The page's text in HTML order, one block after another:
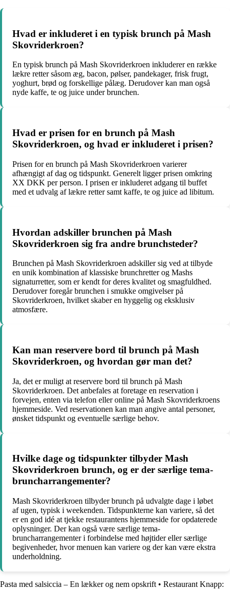
Hvad er inkluderet i en typisk brunch på Mash
Skovriderkroen?
En typisk brunch på Mash Skovriderkroen inkluderer en række
lækre retter såsom æg, bacon, pølser, pandekager, frisk frugt,
yoghurt, brød og forskellige pålæg. Derudover kan man også
nyde kaffe, te og juice under brunchen.
Hvad er prisen for en brunch på Mash
Skovriderkroen, og hvad er inkluderet i prisen?
Prisen for en brunch på Mash Skovriderkroen varierer
afhængigt af dag og tidspunkt. Generelt ligger prisen omkring
XX DKK per person. I prisen er inkluderet adgang til buffet
med et udvalg af lækre retter samt kaffe, te og juice ad libitum.
Hvordan adskiller brunchen på Mash
Skovriderkroen sig fra andre brunchsteder?
Brunchen på Mash Skovriderkroen adskiller sig ved at tilbyde
en unik kombination af klassiske brunchretter og Mashs
signaturretter, som er kendt for deres kvalitet og smagfuldhed.
Derudover foregår brunchen i smukke omgivelser på
Skovriderkroen, hvilket skaber en hyggelig og eksklusiv
atmosfære.
Kan man reservere bord til brunch på Mash
Skovriderkroen, og hvordan gør man det?
Ja, det er muligt at reservere bord til brunch på Mash
Skovriderkroen. Det anbefales at foretage en reservation i
forvejen, enten via telefon eller online på Mash Skovriderkroens
hjemmeside. Ved reservationen kan man angive antal personer,
ønsket tidspunkt og eventuelle særlige behov.
Hvilke dage og tidspunkter tilbyder Mash
Skovriderkroen brunch, og er der særlige tema-
bruncharrangementer?
Mash Skovriderkroen tilbyder brunch på udvalgte dage i løbet
af ugen, typisk i weekenden. Tidspunkterne kan variere, så det
er en god idé at tjekke restaurantens hjemmeside for opdaterede
oplysninger. Der kan også være særlige tema-
bruncharrangementer i forbindelse med højtider eller særlige
begivenheder, hvor menuen kan variere og der kan være ekstra
underholdning.
Pasta med salsiccia – En lækker og nem opskrift • Restaurant Knapp: